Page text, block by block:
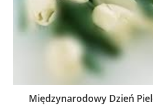
Międzynarodowy Dzień